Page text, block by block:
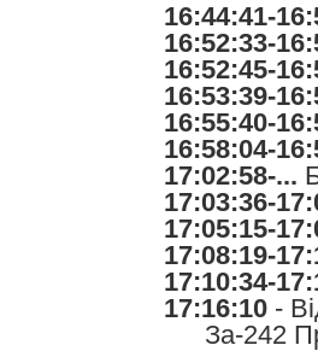
16:44:41-
16:52:33-
16:52:45-
16:53:39-
16:55:40-
16:58:04-
17:02:58-...
17:03:36-
17:05:15-
17:08:19-
17:10:34-
17:16:10 -
За-242